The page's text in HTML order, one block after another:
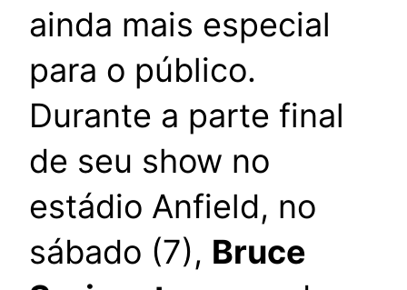
ainda mais especial
para o público.
Durante a parte final
de seu show no
estádio Anfield, no
sábado (7), Bruce